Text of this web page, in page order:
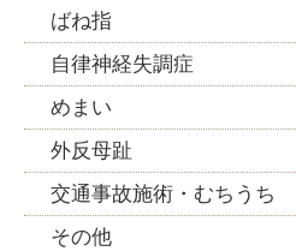
ばね指
自律神経失調症
めまい
外反母趾
交通事故施術・むちうち
その他